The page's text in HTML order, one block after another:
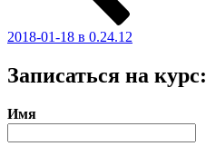
2018-01-18 в 0.24.12
Записаться на курс:
Имя